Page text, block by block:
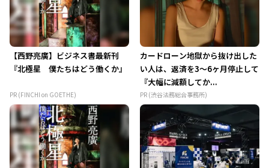
【西野亮廣】ビジネス書最新刊
『北極星 僕たちはどう働くか』
PR (FINCHI on GOETHE)
カードローン地獄から抜け出した
い人は、返済を3～6ヶ月停止して
『大幅に減額してか...
PR (渋谷法務総合事務所)